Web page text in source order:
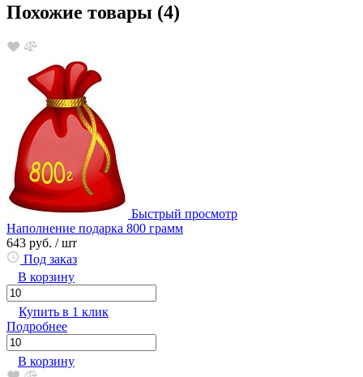
Похожие товары (4)
Быстрый просмотр
Наполнение подарка 800 грамм
643 руб. / шт
Под заказ
В корзину
Купить в 1 клик
Подробнее
В корзину